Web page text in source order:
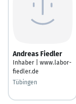
Andreas Fiedler
Inhaber | www.labor-
fiedler.de
Tübingen